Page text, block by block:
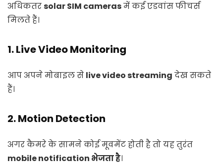
अधिकतरsolar SIM camerasमें कई एडवांस फीचर्स
मिलते हैं।
1. Live Video Monitoring
आप अपने मोबाइल से live video streaming देख सकते
हैं।
2. Motion Detection
अगर कैमरे के सामने कोई मूवमेंट होती है तो यह तुरंत
mobile notification भेजता है।